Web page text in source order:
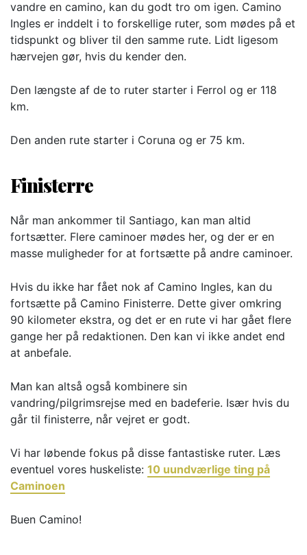
vandre en camino, kan du godt tro om igen. Camino
Ingles er inddelt i to forskellige ruter, som mødes på et
tidspunkt og bliver til den samme rute. Lidt ligesom
hærvejen gør, hvis du kender den.
Den længste af de to ruter starter i Ferrol og er 118
km.
Den anden rute starter i Coruna og er 75 km.
Finisterre
Når man ankommer til Santiago, kan man altid
fortsætter. Flere caminoer mødes her, og der er en
masse muligheder for at fortsætte på andre caminoer.
Hvis du ikke har fået nok af Camino Ingles, kan du
fortsætte på Camino Finisterre. Dette giver omkring
90 kilometer ekstra, og det er en rute vi har gået flere
gange her på redaktionen. Den kan vi ikke andet end
at anbefale.
Man kan altså også kombinere sin
vandring/pilgrimsrejse med en badeferie. Især hvis du
går til finisterre, når vejret er godt.
Vi har løbende fokus på disse fantastiske ruter. Læs
eventuel vores huskeliste: 10 uundværlige ting på
Caminoen
Buen Camino!